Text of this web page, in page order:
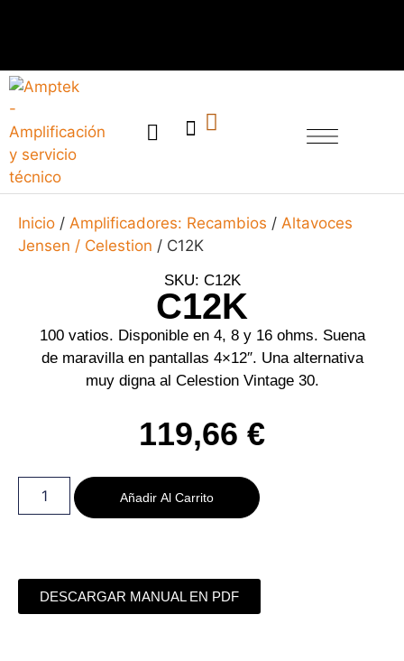
Inicio / Amplificadores: Recambios / Altavoces
Jensen / Celestion / C12K
SKU: C12K
C12K
100 vatios. Disponible en 4, 8 y 16 ohms. Suena
de maravilla en pantallas 4×12″. Una alternativa
muy digna al Celestion Vintage 30.
119,66 €
Añadir Al Carrito
DESCARGAR MANUAL EN PDF